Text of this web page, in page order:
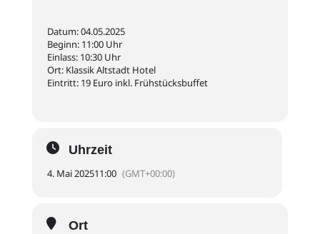
Datum: 04.05.2025
Beginn: 11:00 Uhr
Einlass: 10:30 Uhr
Ort: Klassik Altstadt Hotel
Eintritt: 19 Euro inkl. Frühstücksbuffet
Uhrzeit
4. Mai 202511:00 (GMT+00:00)
Ort